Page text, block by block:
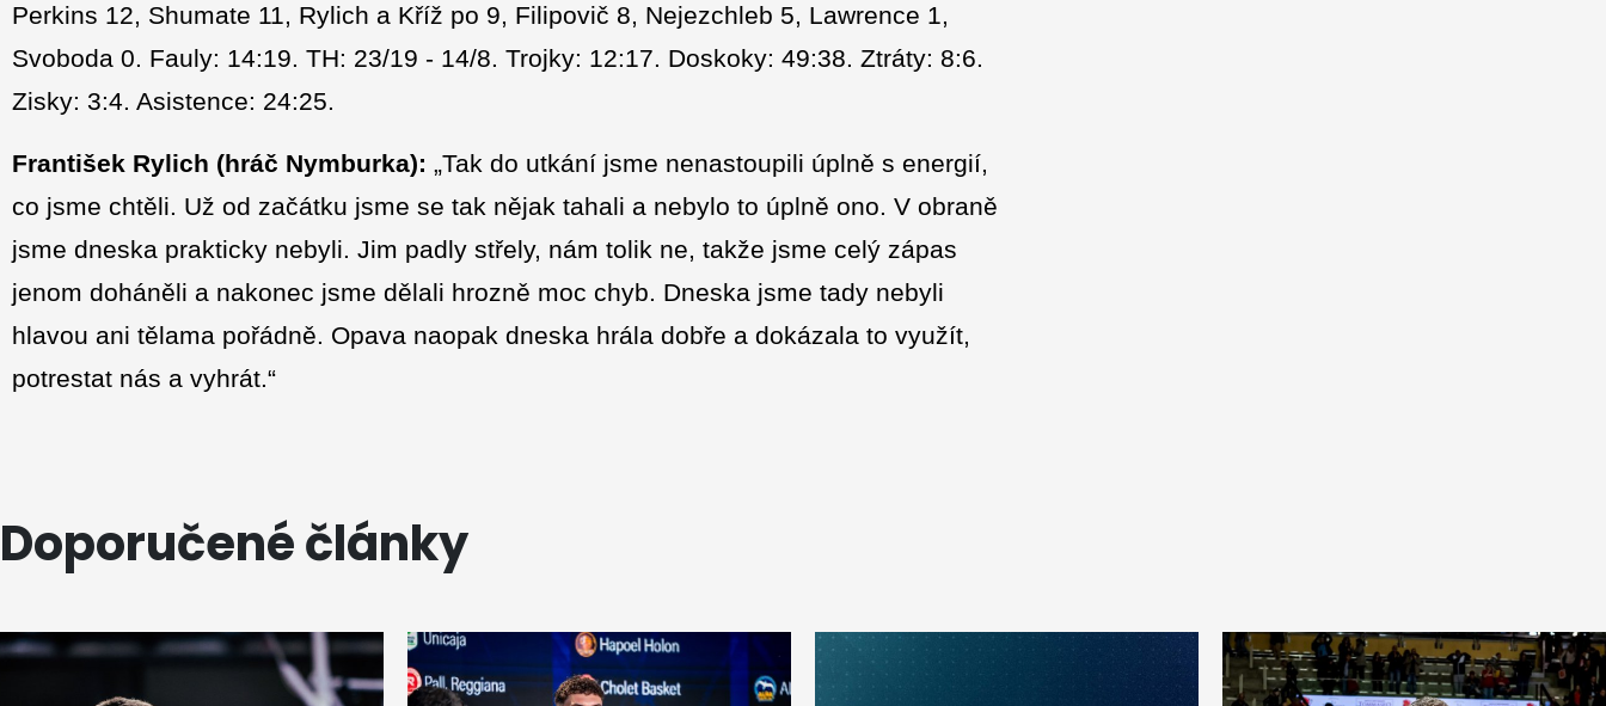
Perkins 12, Shumate 11, Rylich a Kříž po 9, Filipovič 8, Nejezchleb 5, Lawrence 1,
Svoboda 0. Fauly: 14:19. TH: 23/19 - 14/8. Trojky: 12:17. Doskoky: 49:38. Ztráty: 8:6.
Zisky: 3:4. Asistence: 24:25.
František Rylich (hráč Nymburka): „Tak do utkání jsme nenastoupili úplně s energií,
co jsme chtěli. Už od začátku jsme se tak nějak tahali a nebylo to úplně ono. V obraně
jsme dneska prakticky nebyli. Jim padly střely, nám tolik ne, takže jsme celý zápas
jenom doháněli a nakonec jsme dělali hrozně moc chyb. Dneska jsme tady nebyli
hlavou ani tělama pořádně. Opava naopak dneska hrála dobře a dokázala to využít,
potrestat nás a vyhrát.“
Doporučené články